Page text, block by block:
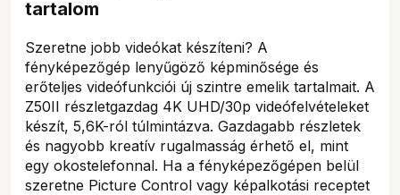
tartalom
Szeretne jobb videókat készíteni? A
fényképezőgép lenyűgöző képminősége és
erőteljes videófunkciói új szintre emelik tartalmait. A
Z50II részletgazdag 4K UHD/30p videófelvételeket
készít, 5,6K-ról túlmintázva. Gazdagabb részletek
és nagyobb kreatív rugalmasság érhető el, mint
egy okostelefonnal. Ha a fényképezőgépen belül
szeretne Picture Control vagy képalkotási receptet